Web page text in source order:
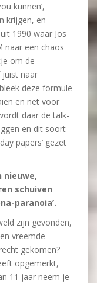
kunnen’,
krijgen, en
1990 waar Jos
naar een chaos
om de
juist naar
deze formule
en net voor
daar de talk-
en dit soort
papers’ gezet
nieuwe,
schuiven
paranoia’.
zijn gevonden,
vreemde
gekomen?
opgemerkt,
11 jaar neem je